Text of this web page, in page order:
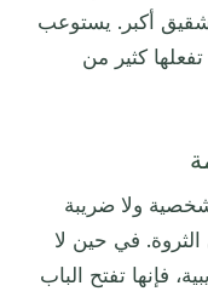
شقيق أكبر. يستوعب
كثير من
ولا ضريبة
في حين لا
فإنها تفتح الباب